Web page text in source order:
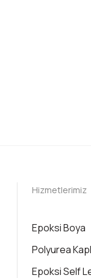
Hizmetlerimiz
Epoksi Boya
Polyurea
Epoksi Self